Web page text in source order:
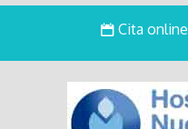
Cita online